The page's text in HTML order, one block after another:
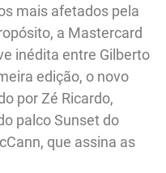
mais afetados pela
a Mastercard
inédita entre Gilberto
edição, o novo
por Zé Ricardo,
palco Sunset do
que assina as